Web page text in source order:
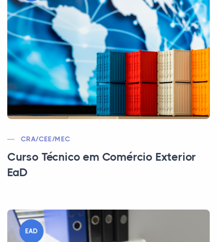
CRA/CEE/MEC
Curso Técnico em Comércio Exterior
EaD
EAD